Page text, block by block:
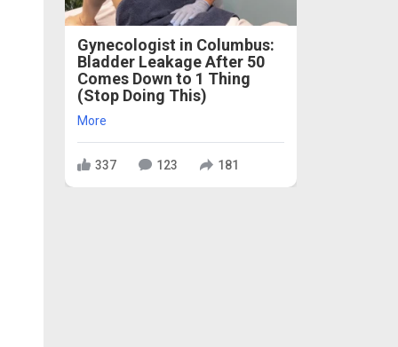
Gynecologist in Columbus:
Bladder Leakage After 50
Comes Down to 1 Thing
(Stop Doing This)
More
337 123 181